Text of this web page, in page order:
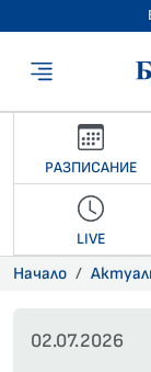
РАЗПИСАНИЕ
LIVE
Начало
02.07.2026